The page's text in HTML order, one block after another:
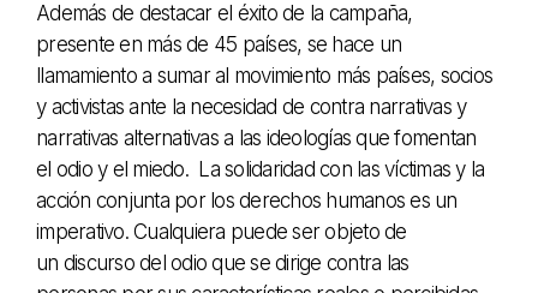
Además de destacar el éxito de la campaña,
presente en más de 45 países, se hace un
llamamiento a sumar al movimiento más países, socios
y activistas ante la necesidad de contra narrativas y
narrativas alternativas a las ideologías que fomentan
el odio y el miedo. La solidaridad con las víctimas y la
acción conjunta por los derechos humanos es un
imperativo. Cualquiera puede ser objeto de
un discurso del odio que se dirige contra las